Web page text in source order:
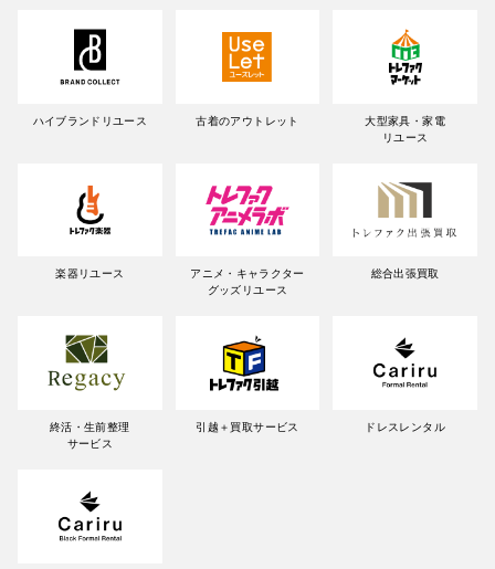
ハイブランドリユース 古着のアウトレット
大型家具・家電
リユース
楽器リユース
アニメ・キャラクター
グッズリユース
総合出張買取
終活・生前整理
サービス
引越＋買取サービス ドレスレンタル